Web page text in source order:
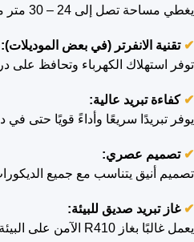
يغطي مساحة تصل إلى 24 – 30 متر مربع حسب طبيعة المكان والعزل.
✔تقنية الانفرتر (في بعض الموديلات):
توفر استهلاك الكهرباء وتحافظ على
✔كفاءة تبريد عالية:
يوفر تبريدًا سريعًا وأداءً قويًا حتى في
✔ تصميم عصري:
تصميم أنيق يتناسب مع جميع
✔ غاز تبريد صديق للبيئة:
يعمل غالبًا بغاز R410 الآمن على البيئة والأعلى كفاءة.